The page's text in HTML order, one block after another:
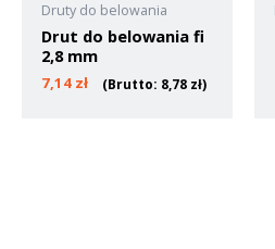
Druty do belowania
Drut do belowania fi
2,8 mm
7,14 zł (Brutto: 8,78 zł)